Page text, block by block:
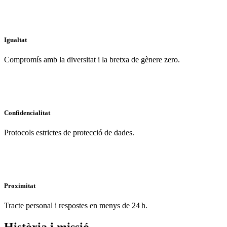
Igualtat
Compromís amb la diversitat i la bretxa de gènere zero.
Confidencialitat
Protocols estrictes de protecció de dades.
Proximitat
Tracte personal i respostes en menys de 24 h.